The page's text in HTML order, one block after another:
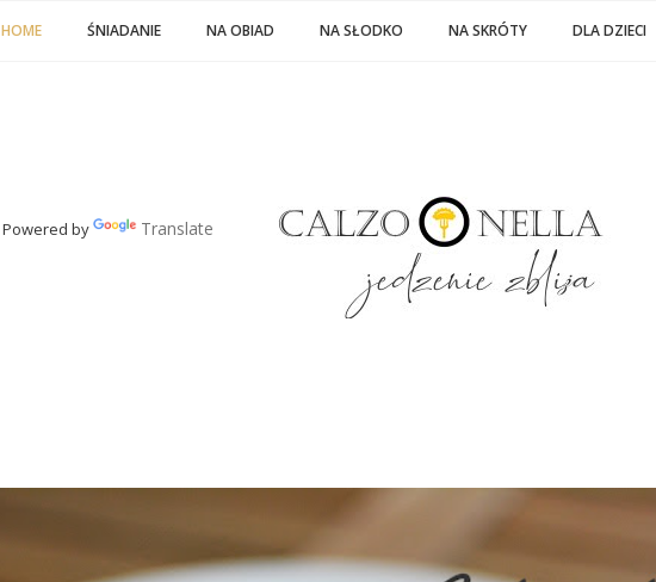
HOME ŚNIADANIE NA OBIAD NA SŁODKO NA SKRÓTY DLA DZIECI
Powered by
Translate